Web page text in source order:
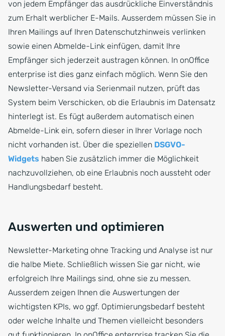
von jedem Empfänger das ausdrückliche Einverständnis
zum Erhalt werblicher E-Mails. Ausserdem müssen Sie in
Ihren Mailings auf Ihren Datenschutzhinweis verlinken
sowie einen Abmelde-Link einfügen, damit Ihre
Empfänger sich jederzeit austragen können. In onOffice
enterprise ist dies ganz einfach möglich. Wenn Sie den
Newsletter-Versand via Serienmail nutzen, prüft das
System beim Verschicken, ob die Erlaubnis im Datensatz
hinterlegt ist. Es fügt außerdem automatisch einen
Abmelde-Link ein, sofern dieser in Ihrer Vorlage noch
nicht vorhanden ist. Über die speziellen DSGVO-
Widgets haben Sie zusätzlich immer die Möglichkeit
nachzuvollziehen, ob eine Erlaubnis noch aussteht oder
Handlungsbedarf besteht.
Auswerten und optimieren
Newsletter-Marketing ohne Tracking und Analyse ist nur
die halbe Miete. Schließlich wissen Sie gar nicht, wie
erfolgreich Ihre Mailings sind, ohne sie zu messen.
Ausserdem zeigen Ihnen die Auswertungen der
wichtigsten KPIs, wo ggf. Optimierungsbedarf besteht
oder welche Inhalte und Themen vielleicht besonders